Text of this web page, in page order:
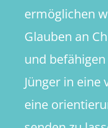
ermöglichen
Glauben an
und
Jünger in
eine